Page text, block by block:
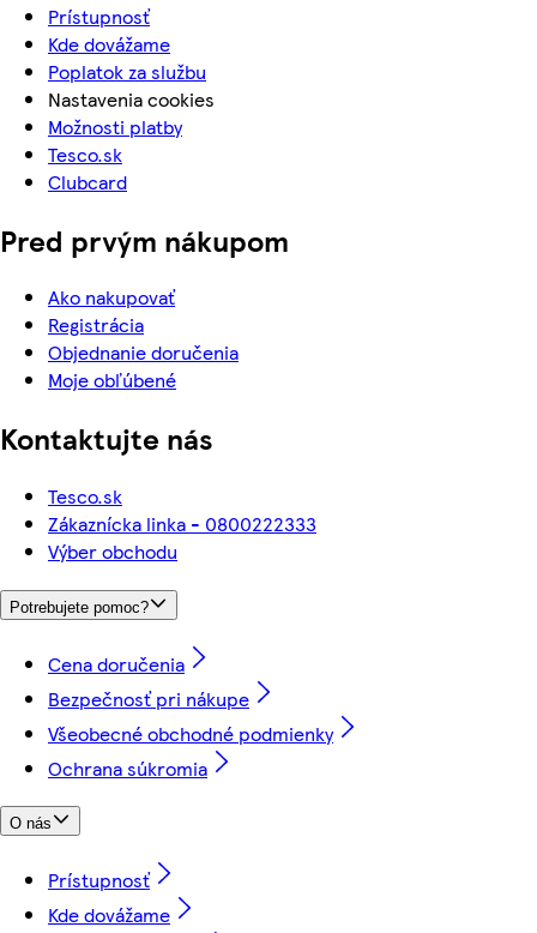
Prístupnosť
Kde dovážame
Poplatok za službu
Nastavenia cookies
Možnosti platby
Tesco.sk
Clubcard
Pred prvým nákupom
Ako nakupovať
Registrácia
Objednanie doručenia
Moje obľúbené
Kontaktujte nás
Tesco.sk
Zákaznícka linka - 0800222333
Výber obchodu
Potrebujete pomoc?
Cena doručenia
Bezpečnosť pri nákupe
Všeobecné obchodné podmienky
Ochrana súkromia
O nás
Prístupnosť
Kde dovážame